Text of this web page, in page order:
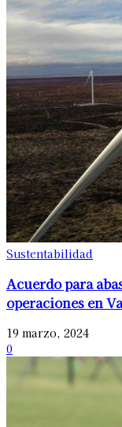
Sustentabilidad
Acuerdo para
operaciones en
19 marzo, 2024
0